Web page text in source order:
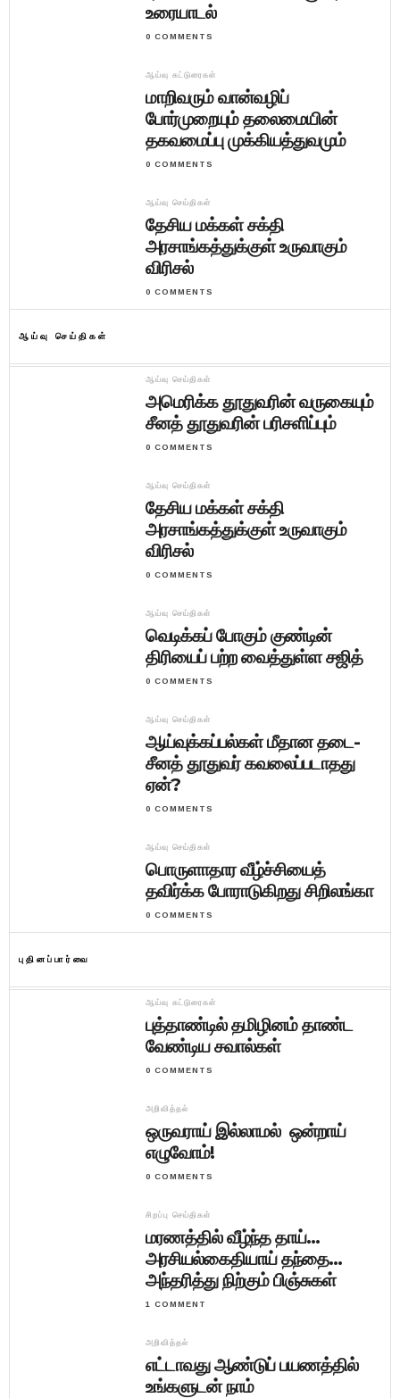
உரையாடல்
0 COMMENTS
ஆய்வு கட்டுரைகள்
மாறிவரும் வான்வழிப்
போர்முறையும் தலைமையின்
தகவமைப்பு முக்கியத்துவமும்
0 COMMENTS
ஆய்வு செய்திகள்
தேசிய மக்கள் சக்தி
அரசாங்கத்துக்குள் உருவாகும்
விரிசல்
0 COMMENTS
ஆய்வு செய்திகள்
ஆய்வு செய்திகள்
அமெரிக்க தூதுவரின் வருகையும்
சீனத் தூதுவரின் பரிசளிப்பும்
0 COMMENTS
ஆய்வு செய்திகள்
தேசிய மக்கள் சக்தி
அரசாங்கத்துக்குள் உருவாகும்
விரிசல்
0 COMMENTS
ஆய்வு செய்திகள்
வெடிக்கப் போகும் குண்டின்
திரியைப் பற்ற வைத்துள்ள சஜித்
0 COMMENTS
ஆய்வு செய்திகள்
ஆய்வுக்கப்பல்கள் மீதான தடை-
சீனத் தூதுவர் கவலைப்படாதது
ஏன்?
0 COMMENTS
ஆய்வு செய்திகள்
பொருளாதார வீழ்ச்சியைத்
தவிர்க்க போராடுகிறது சிறிலங்கா
0 COMMENTS
புதினப்பார்வை
ஆய்வு கட்டுரைகள்
புத்தாண்டில் தமிழினம் தாண்ட
வேண்டிய சவால்கள்
0 COMMENTS
அறிவித்தல்
ஒருவராய் இல்லாமல் ஒன்றாய்
எழுவோம்!
0 COMMENTS
சிறப்பு செய்திகள்
மரணத்தில் வீழ்ந்த தாய்…
அரசியல்கைதியாய் தந்தை…
அந்தரித்து நிற்கும் பிஞ்சுகள்
1 COMMENT
அறிவித்தல்
எட்டாவது ஆண்டுப் பயணத்தில்
உங்களுடன் நாம்